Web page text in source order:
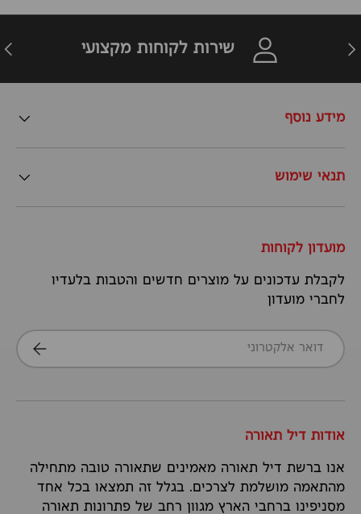
חזרה שירות לקוחות מקצועי
מידע נוסף
תנאי שימוש
מועדון לקוחות
לקבלת עדכונים על מוצרים חדשים והטבות בלעדיו
לחברי מועדון
דואר אלקטרוני
הרשמה
אודות דיל תאורה
אנו ברשת דיל תאורה מאמינים שתאורה טובה מתחילה
מהתאמה מושלמת לצרכים. בגלל זה תמצאו בכל אחד
מסניפינו ברחבי הארץ מגוון רחב של פתרונות תאורה